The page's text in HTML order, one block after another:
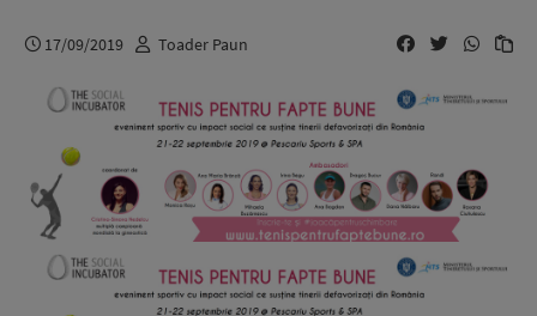
17/09/2019 Toader Paun